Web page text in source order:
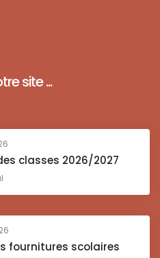
site ...
classes 2026/2027
fournitures scolaires